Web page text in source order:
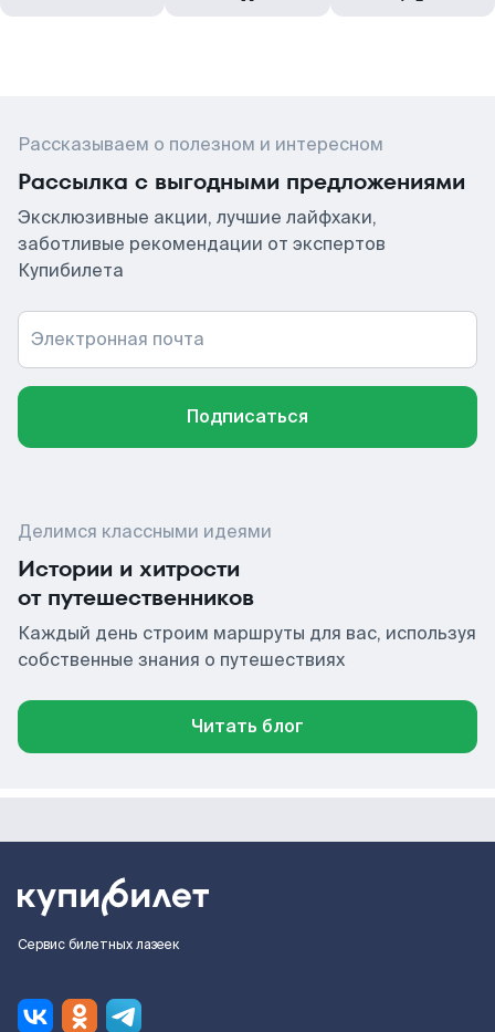
Рассказываем о полезном и интересном
Рассылка с выгодными предложениями
Эксклюзивные акции, лучшие лайфхаки,
заботливые рекомендации от экспертов
Купибилета
Электронная почта
Подписаться
Делимся классными идеями
Истории и хитрости
от путешественников
Каждый день строим маршруты для вас, используя
собственные знания о путешествиях
Читать блог
Сервис билетных лазеек